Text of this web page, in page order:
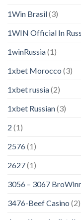
1Win Brasil(3)
1WIN Official In
1winRussia(1)
1xbet Morocco (3)
1xbet russia(2)
1xbet Russian(3)
2 (1)
2576(1)
2627(1)
3056 – 3067
3476-Beef Casino (2)